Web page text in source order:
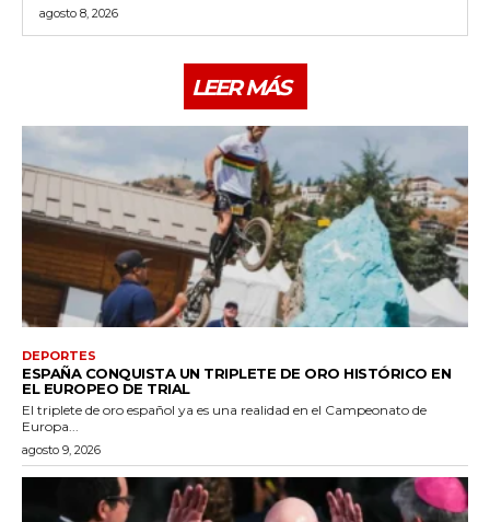
agosto 8, 2026
LEER MÁS
DEPORTES
ESPAÑA CONQUISTA UN TRIPLETE DE ORO HISTÓRICO EN
EL EUROPEO DE TRIAL
El triplete de oro español ya es una realidad en el Campeonato de
Europa...
agosto 9, 2026